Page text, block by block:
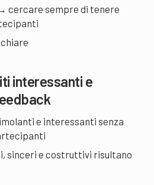
cercare sempre di tenere
interessanti e
e interessanti senza
sinceri e costruttivi risultano